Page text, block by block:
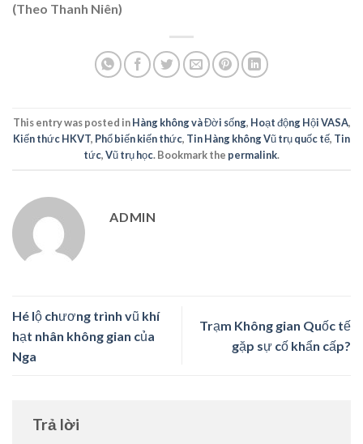
(Theo Thanh Niên)
This entry was posted inHàng không và Đời sống, Hoạt động Hội VASA,
Kiến thức HKVT, Phổ biến kiến thức, Tin Hàng không Vũ trụ quốc tế, Tin
tức,Vũ trụ học. Bookmark the permalink.
ADMIN
Hé lộ chương trình vũ khí
hạt nhân không gian của
Nga
Trạm Không gian Quốc tế
gặp sự cố khẩn cấp?
Trả lời